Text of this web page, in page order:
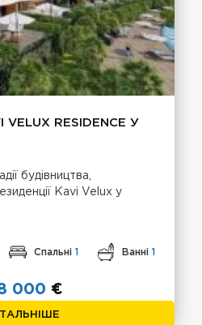
RESIDENCE У
будівництва,
Kavi Velux у
Спальні 1 Ванні 1
000 €